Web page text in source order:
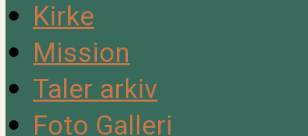
Kirke
Mission
Taler arkiv
Foto Galleri